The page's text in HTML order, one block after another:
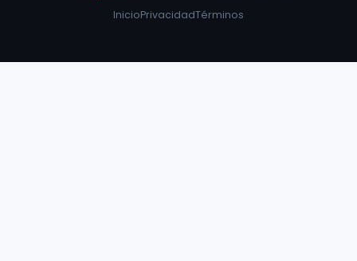
InicioPrivacidadTérminos